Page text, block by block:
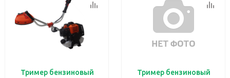
Тример бензиновый
Тример бензиновый